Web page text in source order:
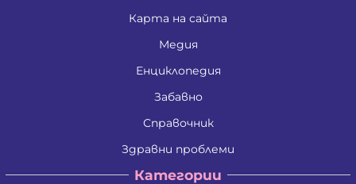
Карта на сайта
Медия
Енциклопедия
Забавно
Справочник
Здравни проблеми
Категории